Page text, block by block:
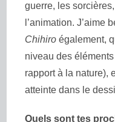
guerre, les
l’animation. J’aime
Chihiro également,
niveau des
rapport à la nature),
atteinte dans le
Quels sont tes